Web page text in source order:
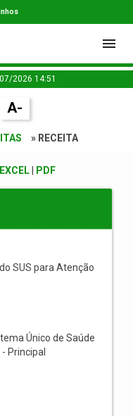
2026 14:51
A-
» RECEITA
EXCEL| PDF
SUS para Atenção
Único de Saúde
Principal